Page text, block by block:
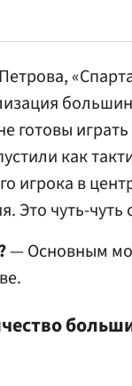
Петрова,
готовы
как
игрока в
Это чуть-чуть
— Основным